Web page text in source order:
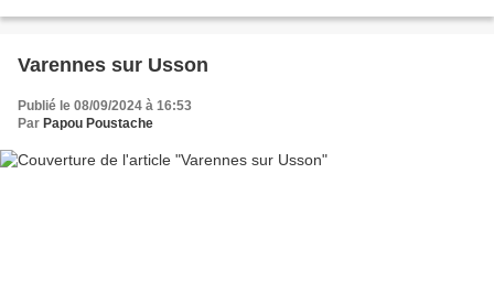
Varennes sur Usson
Publié le 08/09/2024 à 16:53
Par Papou Poustache